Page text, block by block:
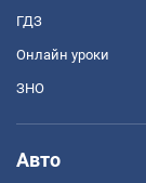
ГДЗ
Онлайн уроки
ЗНО
Авто